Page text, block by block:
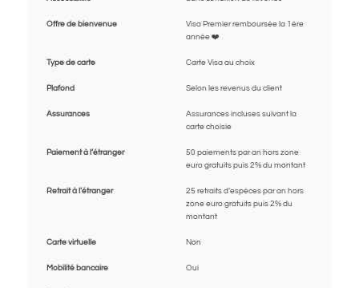
Offre de bienvenue
Visa Premier remboursée la 1ère
année ❤️
Type de carte Carte Visa au choix
Plafond Selon les revenus du client
Assurances
Assurances incluses suivant la
carte choisie
Paiement à l’étranger
50 paiements par an hors zone
euro gratuits puis 2% du montant
Retrait à l’étranger
25 retraits d’espèces par an hors
zone euro gratuits puis 2% du
montant
Carte virtuelle Non
Mobilité bancaire Oui